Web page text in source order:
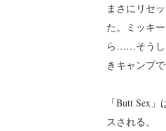
まさにリセ
た。ミッキ
ら……そうし
きキャンプ
「Butt Sex
スされる。